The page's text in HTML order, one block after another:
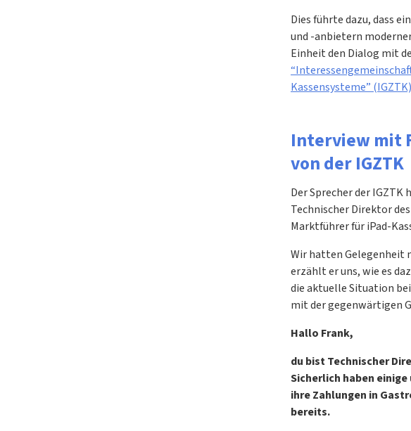
Dies führte dazu, dass
und -anbietern
Einheit den Dialog mit
Kassensysteme” (IGZTK)
Interview mit
von der IGZTK
Der Sprecher der IGZTK
Technischer Direktor
Marktführer für iPad-
Wir hatten Gelegenheit
erzählt er uns, wie es
die aktuelle Situation
mit der gegenwärtigen
Hallo Frank,
du bist Technischer
Sicherlich haben
ihre Zahlungen in
bereits.